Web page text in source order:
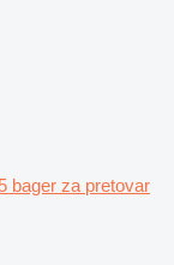
bager za pretovar